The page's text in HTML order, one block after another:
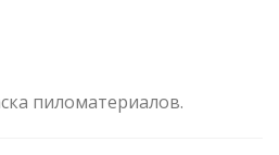
пиломатериалов.